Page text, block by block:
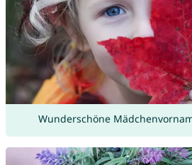
Wunderschöne